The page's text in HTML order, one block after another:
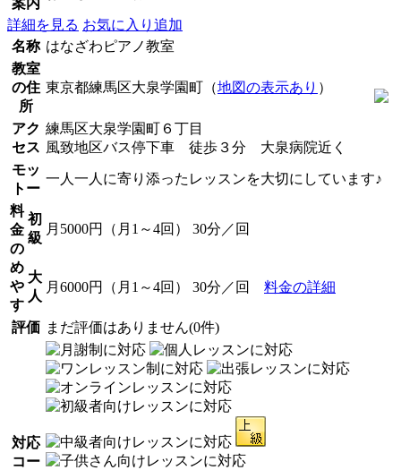
詳細を見る お気に入り追加
名称 はなざわピアノ教室
教室
の住
所
東京都練馬区大泉学園町（地図の表示あり ）
アク
セス
練馬区大泉学園町６丁目
風致地区バス停下車 徒歩３分 大泉病院近く
モッ
トー
一人一人に寄り添ったレッスンを大切にしています♪
料
金
の
め
や
す
初
級
月5000円（月1～4回） 30分／回
大
人
月6000円（月1～4回） 30分／回 料金の詳細
評価 まだ評価はありません(0件)
対応
コー